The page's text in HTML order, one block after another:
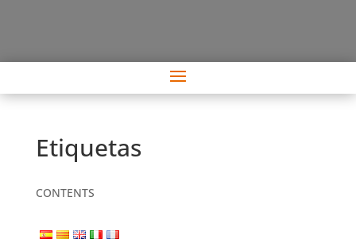
Etiquetas
CONTENTS